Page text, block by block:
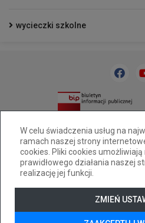
W celu świadczenia usług na
ramach naszej strony
cookies. Pliki cookies
prawidłowego działania naszej
realizację jej funkcji.
ZMIEŃ
wycieczki szkolne
33 818 31 84
Bielsko-Biała, ul.
Deklaracja
Tryb